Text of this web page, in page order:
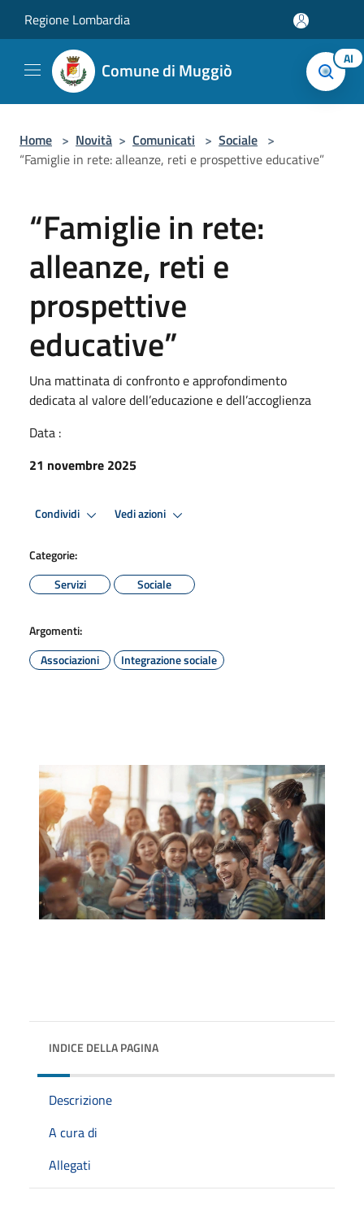
Regione Lombardia
Comune di Muggiò AI
Home > Novità > Comunicati > Sociale >
“Famiglie in rete: alleanze, reti e prospettive educative”
“Famiglie in rete:
alleanze, reti e
prospettive
educative”
Una mattinata di confronto e approfondimento
dedicata al valore dell’educazione e dell’accoglienza
Data :
21 novembre 2025
Condividi Vedi azioni
Categorie:
Servizi
Sociale
Argomenti:
Associazioni
Integrazione sociale
INDICE DELLA PAGINA
Descrizione
A cura di
Allegati